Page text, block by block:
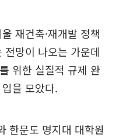
재건축·재개발 정책
망이 나오는 가운데
위한 실질적 규제 완
을 모았다.
한문도 명지대 대학원